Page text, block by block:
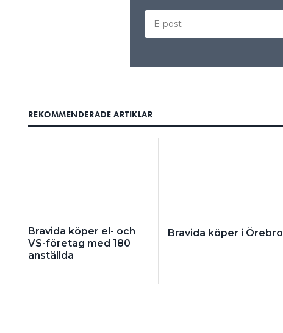
REKOMMENDERADE ARTIKLAR
Bravida köper el- och
VS-företag med 180
anställda
Bravida köper i Örebro